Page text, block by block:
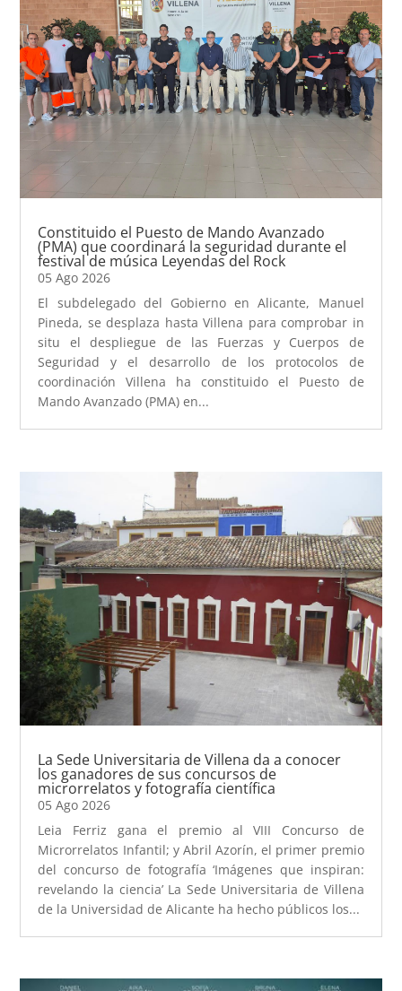
Constituido el Puesto de Mando Avanzado
(PMA) que coordinará la seguridad durante el
festival de música Leyendas del Rock
05 Ago 2026
El subdelegado del Gobierno en Alicante, Manuel
Pineda, se desplaza hasta Villena para comprobar in
situ el despliegue de las Fuerzas y Cuerpos de
Seguridad y el desarrollo de los protocolos de
coordinación Villena ha constituido el Puesto de
Mando Avanzado (PMA) en...
La Sede Universitaria de Villena da a conocer
los ganadores de sus concursos de
microrrelatos y fotografía científica
05 Ago 2026
Leia Ferriz gana el premio al VIII Concurso de
Microrrelatos Infantil; y Abril Azorín, el primer premio
del concurso de fotografía ‘Imágenes que inspiran:
revelando la ciencia’ La Sede Universitaria de Villena
de la Universidad de Alicante ha hecho públicos los...